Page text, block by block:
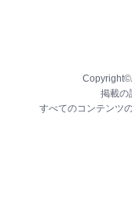
掲載の
すべてのコンテンツ